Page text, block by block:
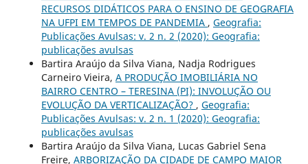
RECURSOS DIDÁTICOS PARA O ENSINO DE GEOGRAFIA
NA UFPI EM TEMPOS DE PANDEMIA , Geografia:
Publicações Avulsas: v. 2 n. 2 (2020): Geografia:
publicações avulsas
Bartira Araújo da Silva Viana, Nadja Rodrigues
Carneiro Vieira, A PRODUÇÃO IMOBILIÁRIA NO
BAIRRO CENTRO – TERESINA (PI): INVOLUÇÃO OU
EVOLUÇÃO DA VERTICALIZAÇÃO? , Geografia:
Publicações Avulsas: v. 2 n. 1 (2020): Geografia:
publicações avulsas
Bartira Araújo da Silva Viana, Lucas Gabriel Sena
Freire, ARBORIZAÇÃO DA CIDADE DE CAMPO MAIOR